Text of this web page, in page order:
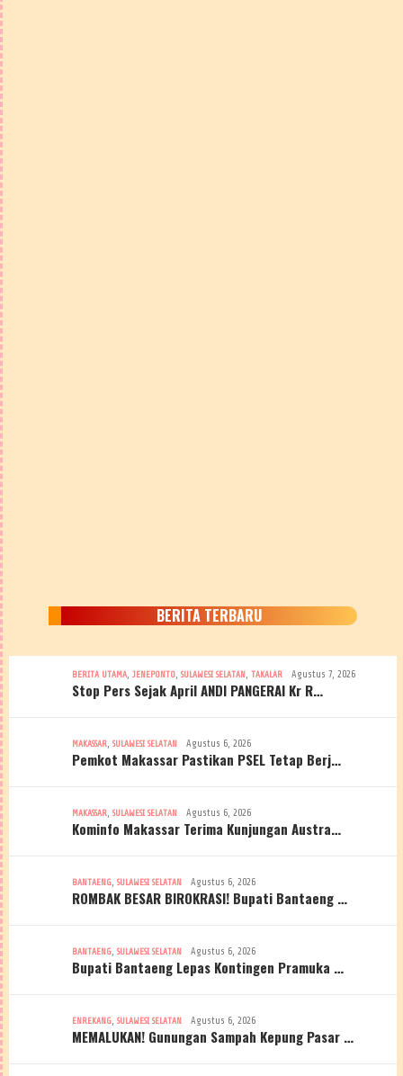
BERITA TERBARU
BERITA UTAMA, JENEPONTO, SULAWESI SELATAN, TAKALAR Agustus 7, 2026
Stop Pers Sejak April ANDI PANGERAI Kr R…
MAKASSAR, SULAWESI SELATAN Agustus 6, 2026
Pemkot Makassar Pastikan PSEL Tetap Berj…
MAKASSAR, SULAWESI SELATAN Agustus 6, 2026
Kominfo Makassar Terima Kunjungan Austra…
BANTAENG, SULAWESI SELATAN Agustus 6, 2026
ROMBAK BESAR BIROKRASI! Bupati Bantaeng …
BANTAENG, SULAWESI SELATAN Agustus 6, 2026
Bupati Bantaeng Lepas Kontingen Pramuka …
ENREKANG, SULAWESI SELATAN Agustus 6, 2026
MEMALUKAN! Gunungan Sampah Kepung Pasar …